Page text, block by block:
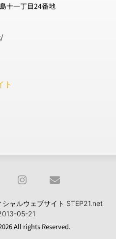
十一丁目24番地
ト
ャルウェブサイト STEP21.net
05-21
All rights Reserved.